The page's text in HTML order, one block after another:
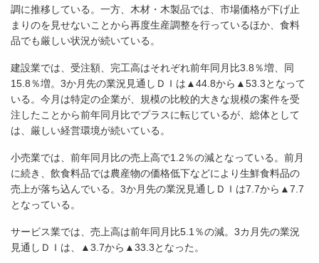
調に推移している。一方、木材・木製品では、市場価格が下げ止
まりのを見せないことから再度生産調整を行っているほか、食料
品でも厳しい状況が続いている。
建設業では、受注額、完工高はそれぞれ前年同月比3.8％増、同
15.8％増。3か月先の業況見通しＤＩは▲44.8から▲53.3となって
いる。今月は特定の企業が、規模の比較的大きな規模の案件を受
注したことから前年同月比でプラスに転じているが、総体として
は、厳しい経営環境が続いている。
小売業では、前年同月比の売上高で1.2％の減となっている。前月
に続き、飲食料品では農産物の価格低下などにより生鮮食料品の
売上が落ち込んでいる。3か月先の業況見通しＤＩは7.7から▲7.7
となっている。
サービス業では、売上高は前年同月比5.1％の減。3カ月先の業況
見通しＤＩは、▲3.7から▲33.3となった。